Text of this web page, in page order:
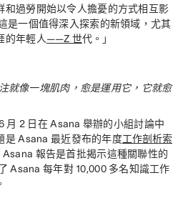
和過勞開始以令人擔憂的方式相互影
是一個值得深入探索的新領域，尤其
的年輕人——Z 世代。」
就像一塊肌肉，愈是運用它，它就愈
月 2 日在 Asana 舉辦的小組討論中
是 Asana 最近發布的年度工作剖析索
Asana 報告是首批揭示這種關聯性的
Asana 每年對 10,000 多名知識工作